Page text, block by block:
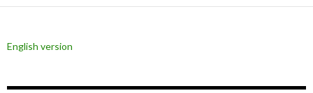
シ
English version